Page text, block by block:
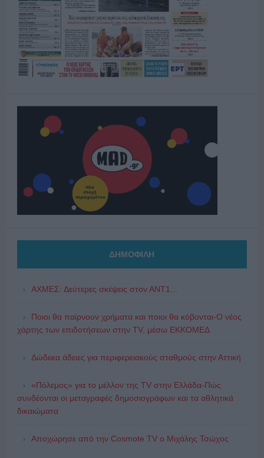
ΔΗΜΟΦΙΛΗ
ΑΧΜΕΣ: Δεύτερες σκέψεις στον ΑΝΤ1...
Ποιοι θα παίρνουν χρήματα και ποιοι θα κόβονται-Ο νέος
χάρτης των επιδοτήσεων στην TV, μέσω ΕΚΚΟΜΕΔ
Δώδεκα άδειες για περιφερειακούς σταθμούς στην Αττική
«Πόλεμος» για το μέλλον της TV στην Ελλάδα-Πώς
συνδέονται οι μεταγραφές δημοσιογράφων και τα αθλητικά
δικαιώματα
Αποχώρησε από την Cosmote TV o Μιχάλης Τσώχος